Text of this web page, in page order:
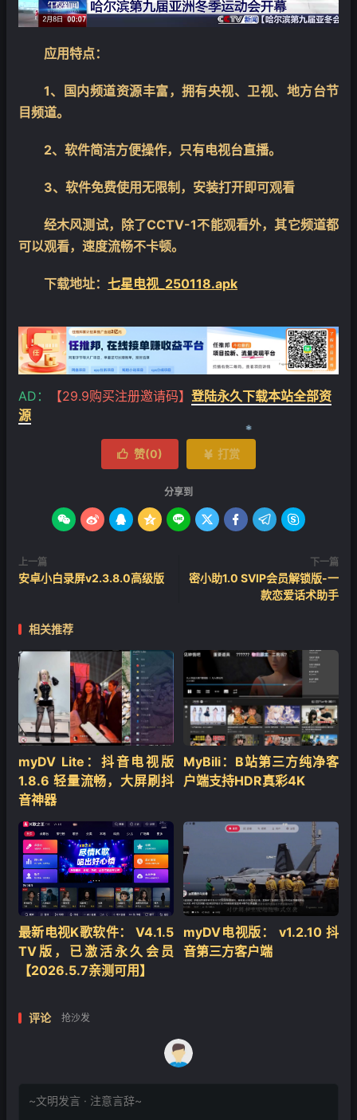
应用特点：
1、国内频道资源丰富，拥有央视、卫视、地方台节
目频道。
2、软件简洁方便操作，只有电视台直播。
3、软件免费使用无限制，安装打开即可观看
经木风测试，除了CCTV-1不能观看外，其它频道都
可以观看，速度流畅不卡顿。
下载地址： 七星电视_250118.apk
AD： 【29.9购买注册邀请码】 登陆永久下载本站全部资
源
 赞(0)  打赏
分享到
        
上一篇
安卓小白录屏v2.3.8.0高级版
下一篇
密小助1.0 SVIP会员解锁版-一
款恋爱话术助手
相关推荐
‌myDV Lite：抖音电视版
1.8.6 轻量流畅，大屏刷抖
音神器
MyBili：B站第三方纯净客
户端支持HDR真彩4K
最新电视K歌软件： V4.1.5
TV版，已激活永久会员
【2026.5.7亲测可用】
myDV电视版： v1.2.10 抖
音第三方客户端
评论 抢沙发
❄